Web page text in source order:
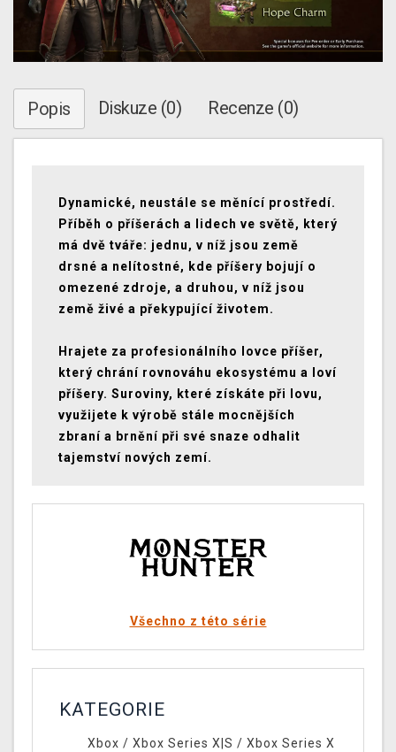
Popis Diskuze (0) Recenze (0)
Dynamické, neustále se měnící prostředí.
Příběh o příšerách a lidech ve světě, který
má dvě tváře: jednu, v níž jsou země
drsné a nelítostné, kde příšery bojují o
omezené zdroje, a druhou, v níž jsou
země živé a překypující životem.
Hrajete za profesionálního lovce příšer,
který chrání rovnováhu ekosystému a loví
příšery. Suroviny, které získáte při lovu,
využijete k výrobě stále mocnějších
zbraní a brnění při své snaze odhalit
tajemství nových zemí.
Všechno z této série
KATEGORIE
Xbox / Xbox Series X|S / Xbox Series X